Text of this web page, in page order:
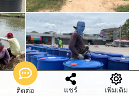
ติดต่อ แชร์ เพิ่มเติม